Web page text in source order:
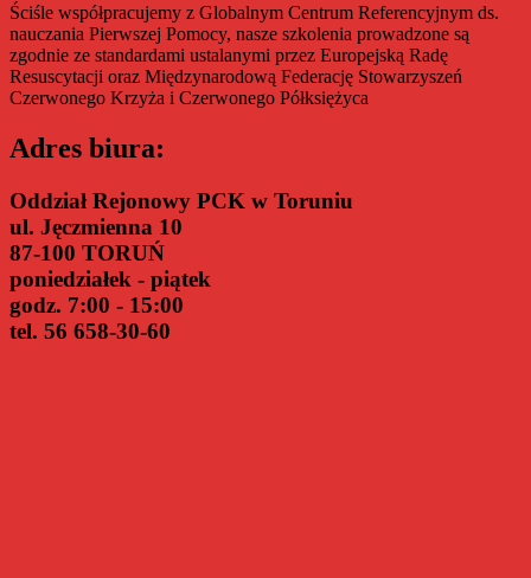
Ściśle współpracujemy z Globalnym Centrum Referencyjnym ds.
nauczania Pierwszej Pomocy, nasze szkolenia prowadzone są
zgodnie ze standardami ustalanymi przez Europejską Radę
Resuscytacji oraz Międzynarodową Federację Stowarzyszeń
Czerwonego Krzyża i Czerwonego Półksiężyca
Adres biura:
Oddział Rejonowy PCK w Toruniu
ul. Jęczmienna 10
87-100 TORUŃ
poniedziałek - piątek
godz. 7:00 - 15:00
tel. 56 658-30-60